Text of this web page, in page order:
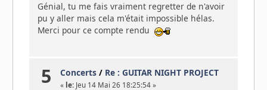
Génial, tu me fais vraiment regretter de n'avoir
pu y aller mais cela m'était impossible hélas.
Merci pour ce compte rendu
5 Concerts / Re : GUITAR NIGHT PROJECT
« le: Jeu 14 Mai 26 18:25:54 »